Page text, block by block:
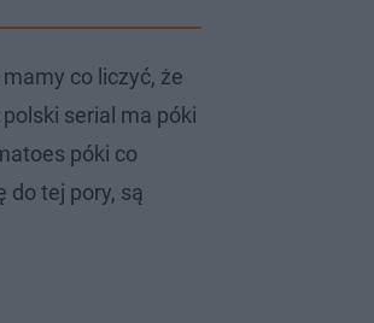
co liczyć, że
serial ma póki
póki co
do tej pory, są